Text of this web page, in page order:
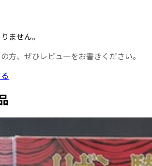
ません。
方、ぜひレビューをお書きください。